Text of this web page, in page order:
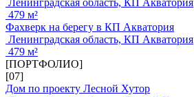
Ленинградская область, КП Акватория
479 м²
Фахверк на берегу в КП Акватория
Ленинградская область, КП Акватория
479 м²
[ПОРТФОЛИО]
[07]
Дом по проекту Лесной Хутор